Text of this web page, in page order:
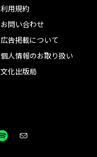
利用規約
お問い合わせ
広告掲載について
個人情報のお取り扱い
文化出版局